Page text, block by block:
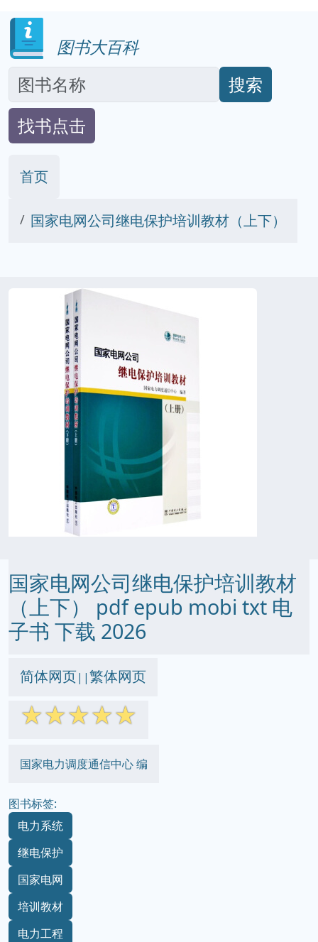
图书大百科
搜索
找书点击
首页
国家电网公司继电保护培训教材（上下）
国家电网公司继电保护培训教材
（上下） pdf epub mobi txt 电
子书 下载 2026
简体网页||繁体网页
☆☆☆☆☆
国家电力调度通信中心 编
图书标签:
电力系统
继电保护
国家电网
培训教材
电力工程